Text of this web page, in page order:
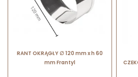
RANT OKRĄGŁY ∅ 120 mm x h 60
mm Frantyl